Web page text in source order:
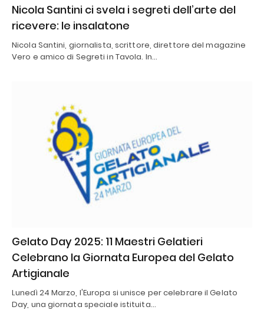
Nicola Santini ci svela i segreti dell’arte del
ricevere: le insalatone
Nicola Santini, giornalista, scrittore, direttore del magazine
Vero e amico di Segreti in Tavola. In…
Gelato Day 2025: 11 Maestri Gelatieri
Celebrano la Giornata Europea del Gelato
Artigianale
Lunedì 24 Marzo, l'Europa si unisce per celebrare il Gelato
Day, una giornata speciale istituita…